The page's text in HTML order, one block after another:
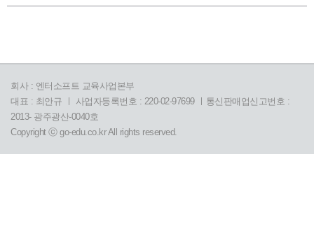
회사 : 엔터소프트 교육사업본부
대표 : 최안규 ㅣ 사업자등록번호 : 220-02-97699 ㅣ통신판매업신고번호 :
2013- 광주광산-0040호
Copyright ⓒ go-edu.co.kr All rights reserved.